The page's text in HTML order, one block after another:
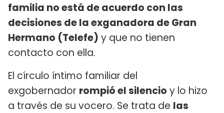
familia no está de acuerdo con las
decisiones de la exganadora de Gran
Hermano (Telefe) y que no tienen
contacto con ella.
El círculo íntimo familiar del
exgobernador rompió el silencio y lo hizo
a través de su vocero. Se trata de las